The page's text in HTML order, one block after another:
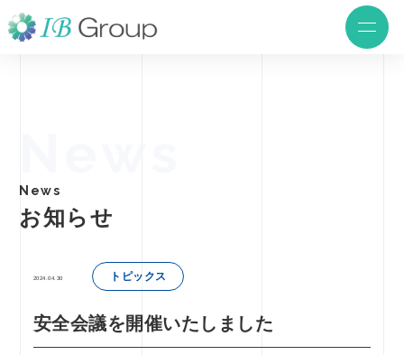
News
お知らせ
2024.04.30 トピックス
安全会議を開催いたしました